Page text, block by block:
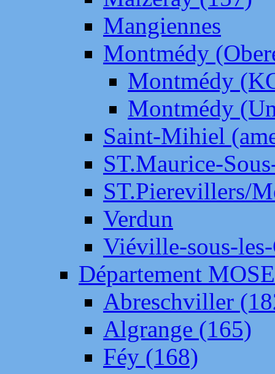
Mangiennes
Montmédy
Montmédy
Montmédy
Saint-Mihiel
ST.Maurice-
ST.Pierevillers/
Verdun
Viéville-sous-
Département
Abreschviller
Algrange (165)
Féy (168)